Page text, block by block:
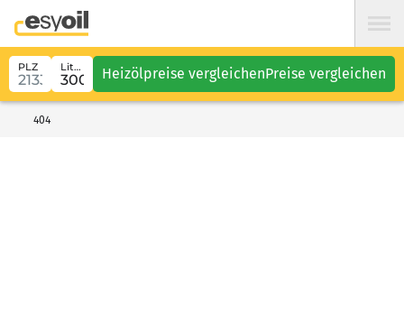
PLZ Liter Heizölpreise vergleichenPreise vergleichen
404